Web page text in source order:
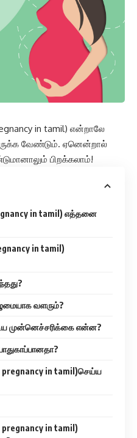
in tamil) என்றாலே
வேண்டும். ஏனென்றால்
பிறக்கலாம்!
in tamil) எத்தனை
in tamil)
வளரும்?
முன்னெச்சரிக்கை என்ன?
pregnancy in tamil)செய்ய
pregnancy in tamil)